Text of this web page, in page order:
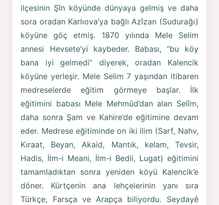
ilçesinin Şîn köyünde dünyaya gelmiş ve daha
sora oradan Karlıova’ya bağlı Azîzan (Sudurağı)
köyüne göç etmiş. 1870 yılında Mele Selim
annesi Hevsete’yi kaybeder. Babası, “bu köy
bana iyi gelmedi” diyerek, oradan Kalencik
köyüne yerleşir. Mele Selim 7 yaşından itibaren
medreselerde eğitim görmeye başlar. İlk
eğitimini babası Mele Mehmûd’dan alan Selîm,
daha sonra Şam ve Kahire’de eğitimine devam
eder. Medrese eğitiminde on iki ilim (Sarf, Nahv,
Kıraat, Beyan, Akaid, Mantık, kelam, Tevsir,
Hadis, İlm-i Meani, İlm-i Bedii, Lugat) eğitimini
tamamladıktan sonra yeniden köyü Kalencik’e
döner. Kürtçenin ana lehçelerinin yanı sıra
Türkçe, Farsça ve Arapça biliyordu. Seydayê